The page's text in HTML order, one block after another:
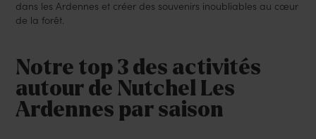
dans les Ardennes et créer des souvenirs inoubliables au cœur
de la forêt.
Notre top 3 des activités
autour de Nutchel Les
Ardennes par saison